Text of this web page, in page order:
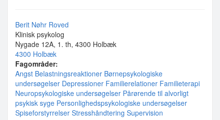
Berit Nøhr Roved
Klinisk psykolog
Nygade 12A, 1. th, 4300 Holbæk
4300 Holbæk
Fagområder:
Angst Belastningsreaktioner Børnepsykologiske
undersøgelser Depressioner Familierelationer Familieterapi
Neuropsykologiske undersøgelser Pårørende til alvorligt
psykisk syge Personlighedspsykologiske undersøgelser
Spiseforstyrrelser Stresshåndtering Supervision